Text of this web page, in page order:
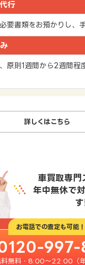
行
要書類をお預かりし、
原則1週間から2週間程
詳しくはこちら
車買取専門
年中無休で
お電話での査定も可能！
997-
料無料・8:00〜22:00（年